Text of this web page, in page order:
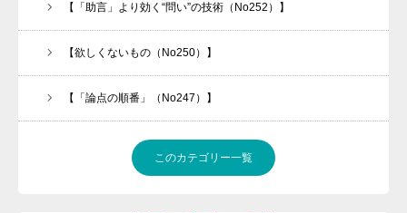
【「助言」より効く“問い”の技術（No252）】
【欲しくないもの（No250）】
【「論点の順番」（No247）】
このカテゴリー一覧